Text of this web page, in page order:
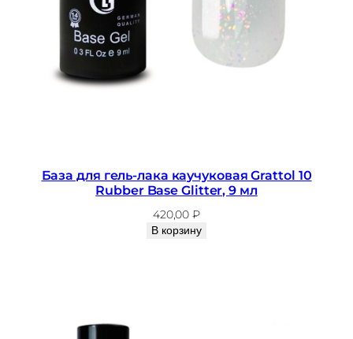
База для гель-лака каучуковая Grattol 10
Rubber Base Glitter, 9 мл
420,00₽
В корзину